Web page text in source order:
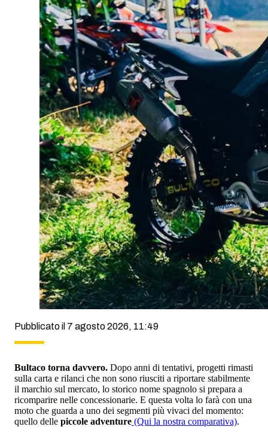
Pubblicato il 7 agosto 2026, 11:49
Bultaco torna davvero. Dopo anni di tentativi, progetti rimasti
sulla carta e rilanci che non sono riusciti a riportare stabilmente
il marchio sul mercato, lo storico nome spagnolo si prepara a
ricomparire nelle concessionarie. E questa volta lo farà con una
moto che guarda a uno dei segmenti più vivaci del momento:
quello delle piccole adventure (Qui la nostra comparativa).